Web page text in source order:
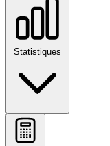
Statistiques